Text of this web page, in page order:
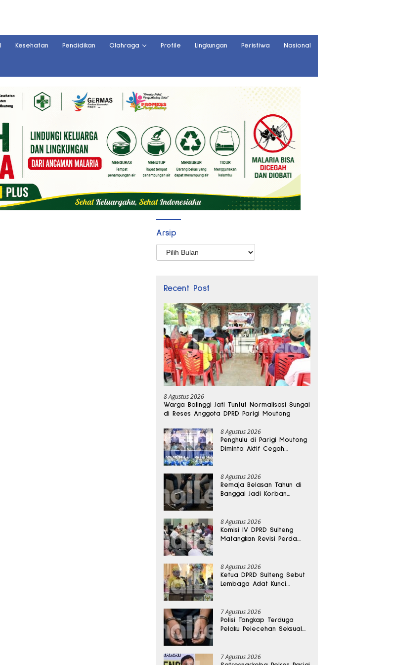
Kesehatan Pendidikan Olahraga Profile Lingkungan Peristiwa Nasional
Arsip
Arsip
Recent Post
8 Agustus 2026
Warga Balinggi Jati Tuntut Normalisasi Sungai
di Reses Anggota DPRD Parigi Moutong
8 Agustus 2026
Penghulu di Parigi Moutong
Diminta Aktif Cegah
8 Agustus 2026
Remaja Belasan Tahun di
Banggai Jadi Korban
8 Agustus 2026
Komisi IV DPRD Sulteng
Matangkan Revisi Perda
8 Agustus 2026
Ketua DPRD Sulteng Sebut
Lembaga Adat Kunci
7 Agustus 2026
Polisi Tangkap Terduga
Pelaku Pelecehan Seksual
7 Agustus 2026